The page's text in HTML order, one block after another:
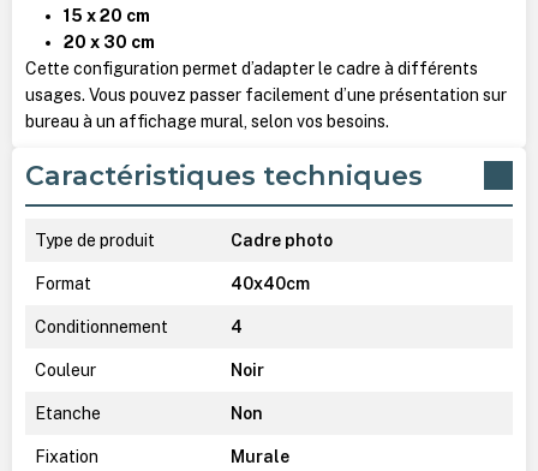
15 x 20 cm
20 x 30 cm
Cette configuration permet d’adapter le cadre à différents
usages. Vous pouvez passer facilement d’une présentation sur
bureau à un affichage mural, selon vos besoins.
Caractéristiques techniques
Type de produit Cadre photo
Format 40x40cm
Conditionnement 4
Couleur Noir
Etanche Non
Fixation Murale